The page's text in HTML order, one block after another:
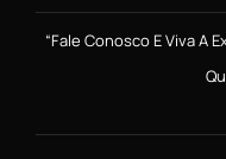
“Fale Conosco E Viva A